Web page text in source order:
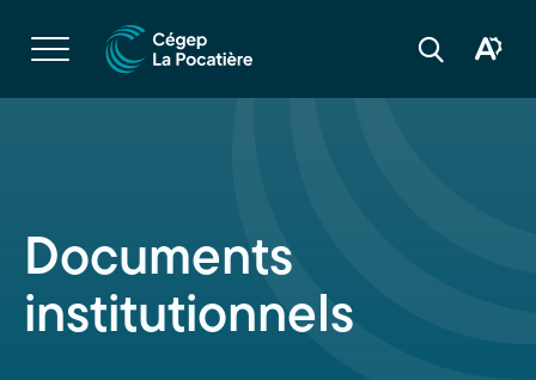
Ouvrir
la
navigation
Ouvrir
Ouvrir
Documents
institutionnels